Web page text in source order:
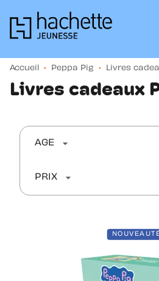
MENU RECHERCHE
Accueil • Peppa Pig • Livres
Livres cadeaux
AGE arrow_drop_down
PRIX arrow_drop_down